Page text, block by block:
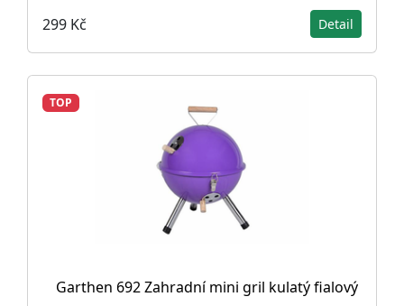
299 Kč Detail
TOP
Garthen 692 Zahradní mini gril kulatý fialový